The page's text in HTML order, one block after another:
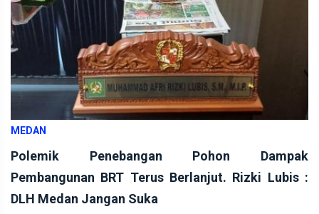
MEDAN
Polemik Penebangan Pohon Dampak
Pembangunan BRT Terus Berlanjut. Rizki Lubis :
DLH Medan Jangan Suka